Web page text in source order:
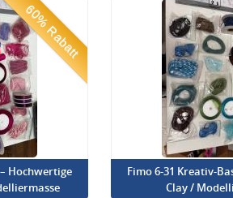
60% Rabatt
Hochwertige
Fimo 6-31 Kreativ-
Clay /